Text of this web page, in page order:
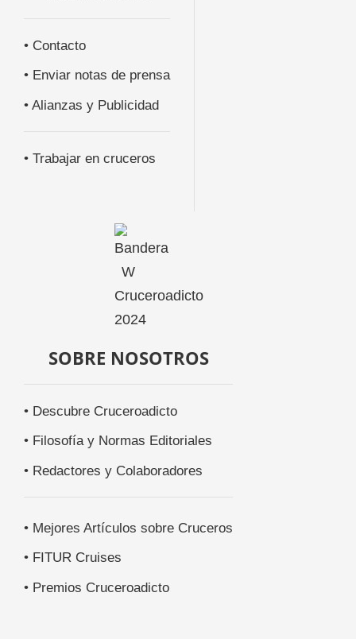
• Contacto
• Enviar notas de prensa
• Alianzas y Publicidad
• Trabajar en cruceros
SOBRE NOSOTROS
• Descubre Cruceroadicto
• Filosofía y Normas Editoriales
• Redactores y Colaboradores
• Mejores Artículos sobre Cruceros
• FITUR Cruises
• Premios Cruceroadicto